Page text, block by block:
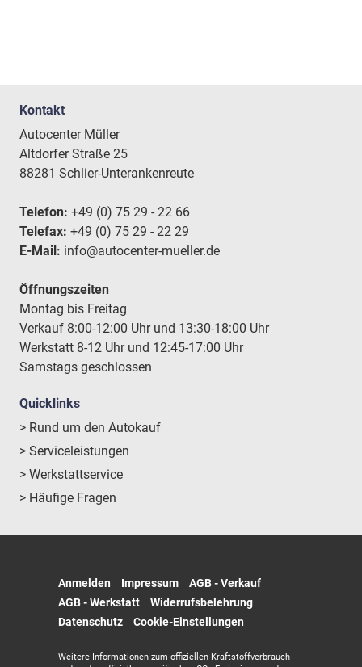
Kontakt
Autocenter Müller
Altdorfer Straße 25
88281 Schlier-Unterankenreute
Telefon: +49 (0) 75 29 - 22 66
Telefax: +49 (0) 75 29 - 22 29
E-Mail: info@autocenter-mueller.de
Öffnungszeiten
Montag bis Freitag
Verkauf 8:00-12:00 Uhr und 13:30-18:00 Uhr
Werkstatt 8-12 Uhr und 12:45-17:00 Uhr
Samstags geschlossen
Quicklinks
> Rund um den Autokauf
> Serviceleistungen
> Werkstattservice
> Häufige Fragen
Anmelden Impressum
AGB - Verkauf
AGB - Werkstatt
Widerrufsbelehrung
Datenschutz
Cookie-Einstellungen
Weitere Informationen zum offiziellen Kraftstoffverbrauch